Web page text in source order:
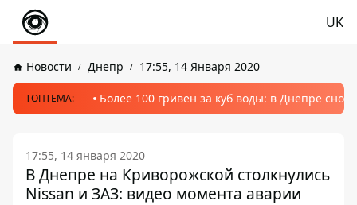
UK
Новости Днепр 17:55, 14 Января 2020
ТОПТЕМА: Более 100 гривен за куб воды: в Днепре
17:55, 14 января 2020
В Днепре на Криворожской столкнулись
Nissan и ЗАЗ: видео момента аварии